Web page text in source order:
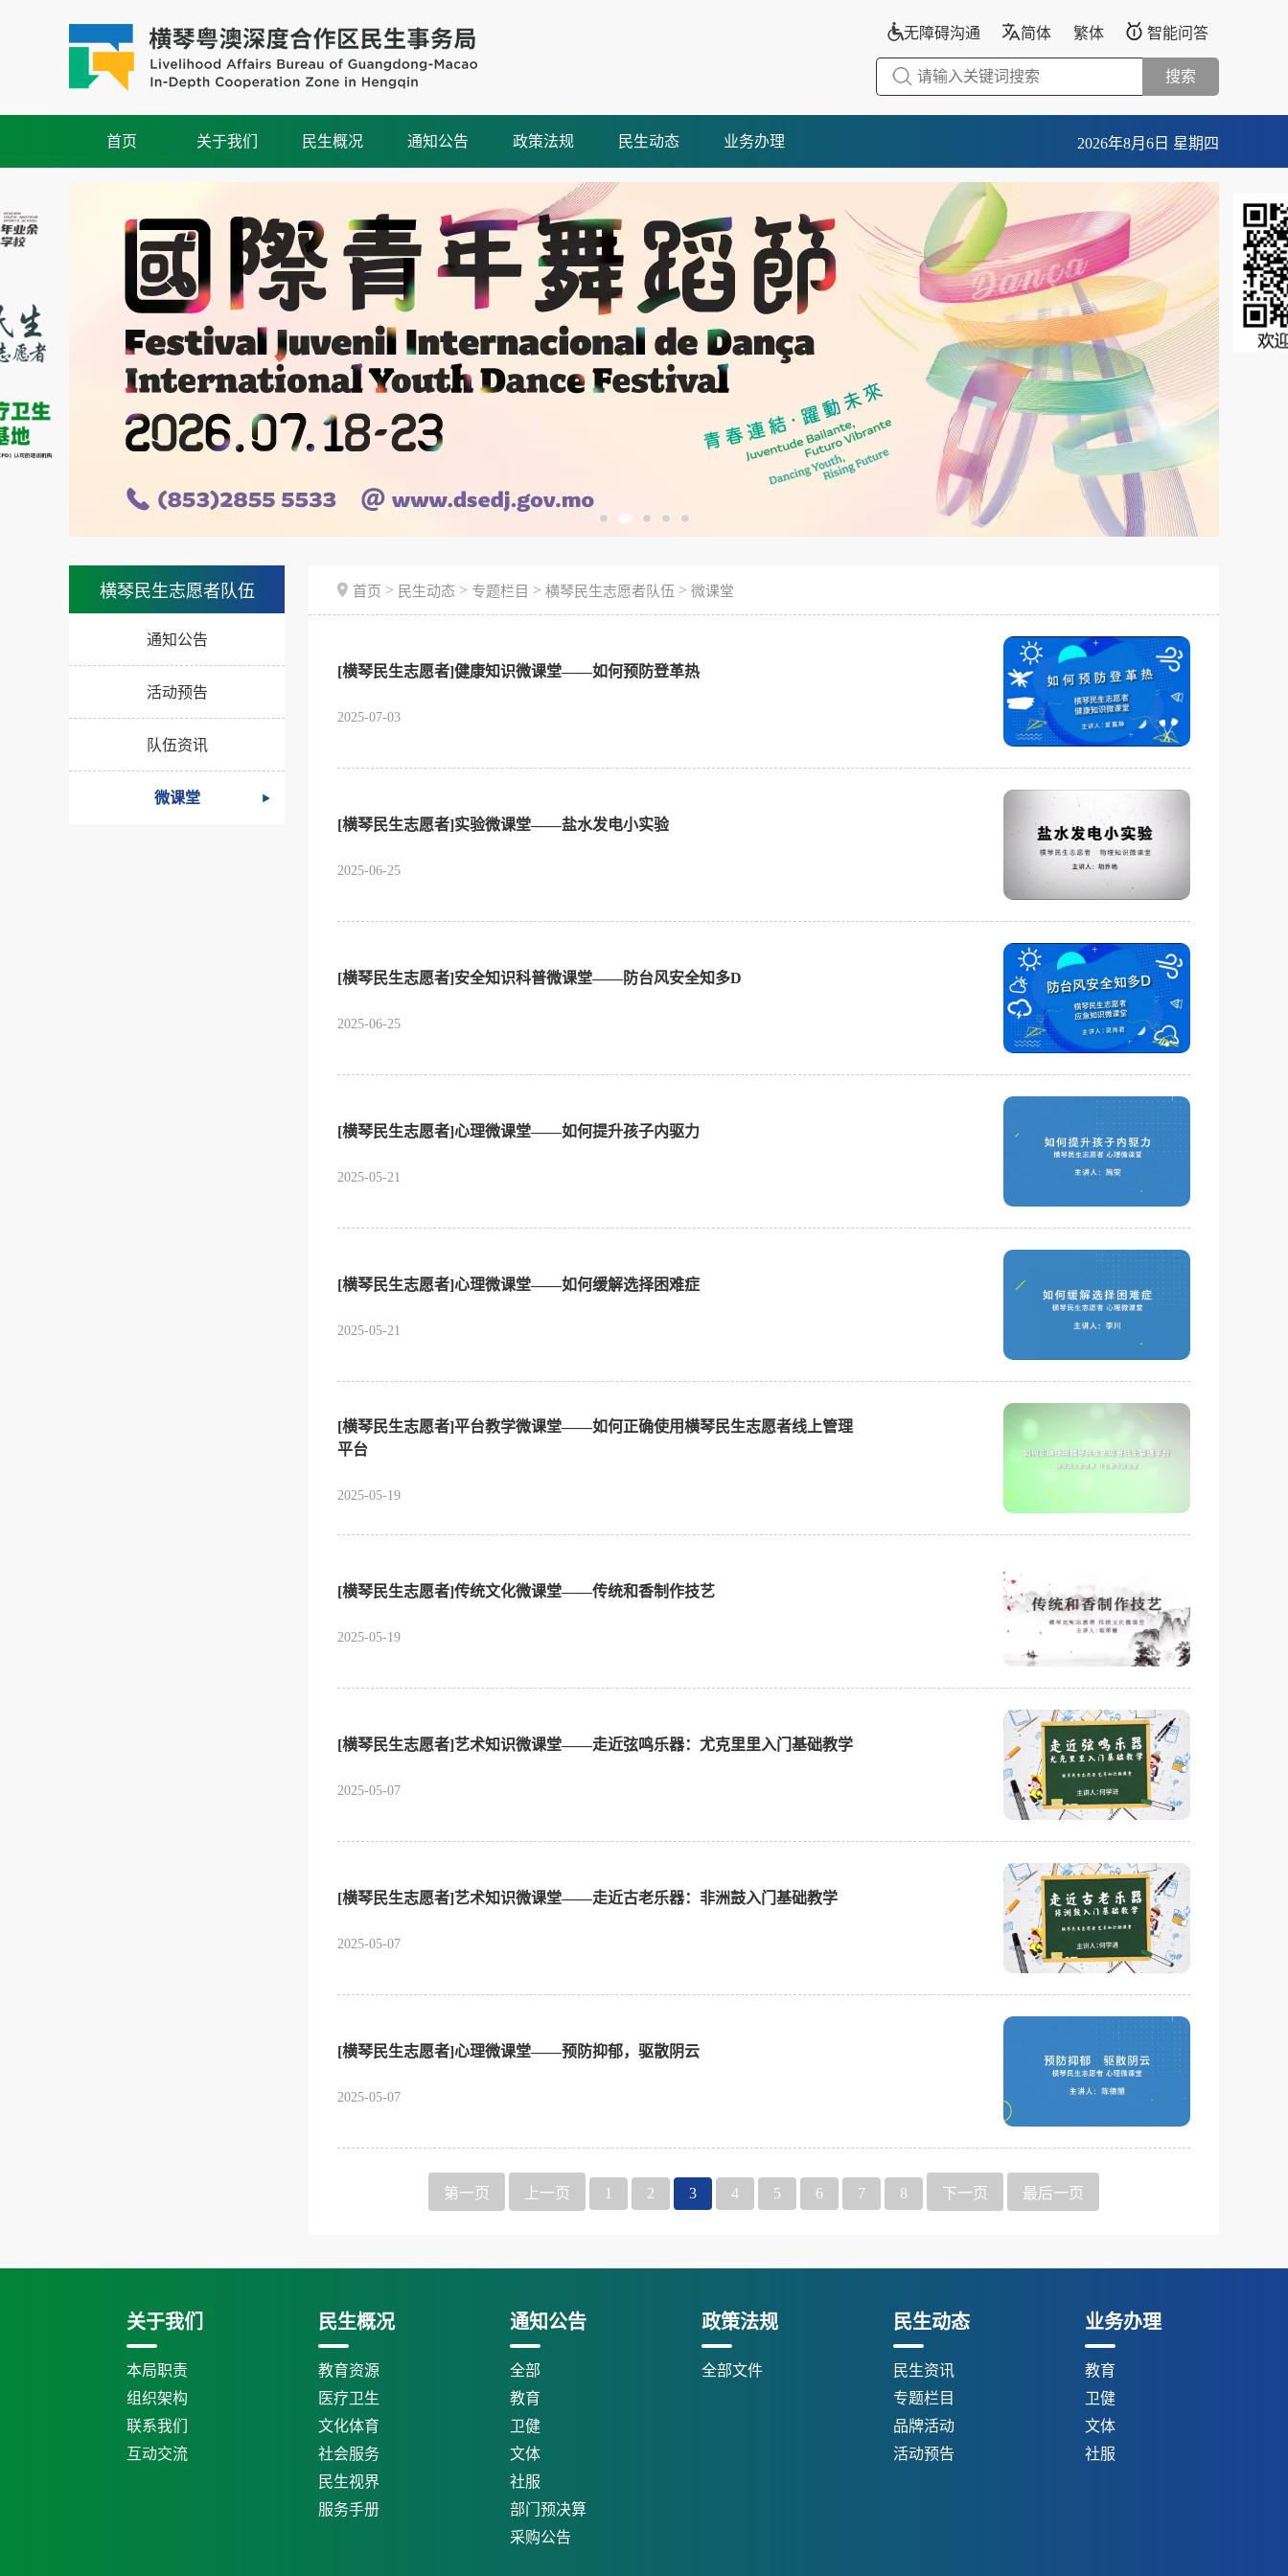
无障碍沟通 简体 繁体 智能问答
搜索
首页 关于我们 民生概况 通知公告 政策法规 民生动态 业务办理 2026年8月6日 星期四
横琴民生志愿者队伍
通知公告
活动预告
队伍资讯
微课堂
首页 > 民生动态 > 专题栏目 > 横琴民生志愿者队伍 > 微课堂
[横琴民生志愿者]健康知识微课堂——如何预防登革热
2025-07-03
[横琴民生志愿者]实验微课堂——盐水发电小实验
2025-06-25
[横琴民生志愿者]安全知识科普微课堂——防台风安全知多D
2025-06-25
[横琴民生志愿者]心理微课堂——如何提升孩子内驱力
2025-05-21
[横琴民生志愿者]心理微课堂——如何缓解选择困难症
2025-05-21
[横琴民生志愿者]平台教学微课堂——如何正确使用横琴民生志愿者线上管理
平台
2025-05-19
[横琴民生志愿者]传统文化微课堂——传统和香制作技艺
2025-05-19
[横琴民生志愿者]艺术知识微课堂——走近弦鸣乐器：尤克里里入门基础教学
2025-05-07
[横琴民生志愿者]艺术知识微课堂——走近古老乐器：非洲鼓入门基础教学
2025-05-07
[横琴民生志愿者]心理微课堂——预防抑郁，驱散阴云
2025-05-07
第一页 上一页 1 2 3 4 5 6 7 8 下一页 最后一页
关于我们
本局职责
组织架构
联系我们
互动交流
民生概况
教育资源
医疗卫生
文化体育
社会服务
民生视界
服务手册
通知公告
全部
教育
卫健
文体
社服
部门预决算
采购公告
政策法规
全部文件
民生动态
民生资讯
专题栏目
品牌活动
活动预告
业务办理
教育
卫健
文体
社服